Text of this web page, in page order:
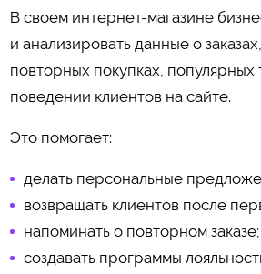
В своем интернет-магазине
и анализировать данные о
повторных покупках, популярных
поведении клиентов на сайте.
Это помогает:
делать персональные
возвращать клиентов после
напоминать о повторном заказе;
создавать программы